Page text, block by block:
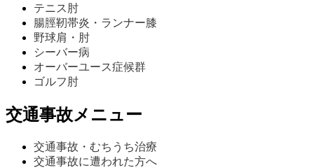
テニス肘
腸脛靭帯炎・ランナー膝
野球肩・肘
シーバー病
オーバーユース症候群
ゴルフ肘
交通事故メニュー
交通事故・むちうち治療
交通事故に遭われた方へ